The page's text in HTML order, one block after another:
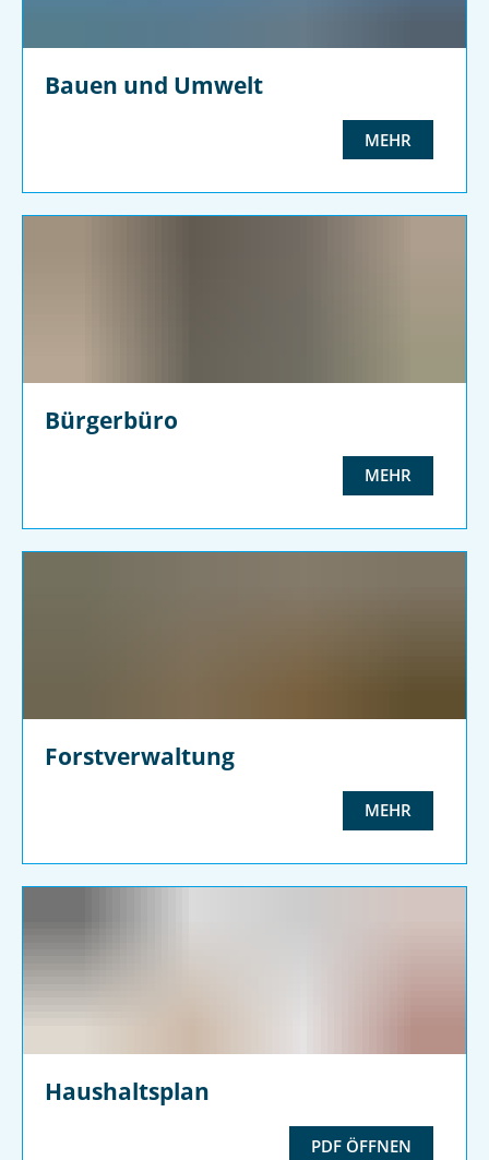
Bauen und Umwelt
MEHR
Bürgerbüro
MEHR
Forstverwaltung
MEHR
Haushaltsplan
PDF ÖFFNEN